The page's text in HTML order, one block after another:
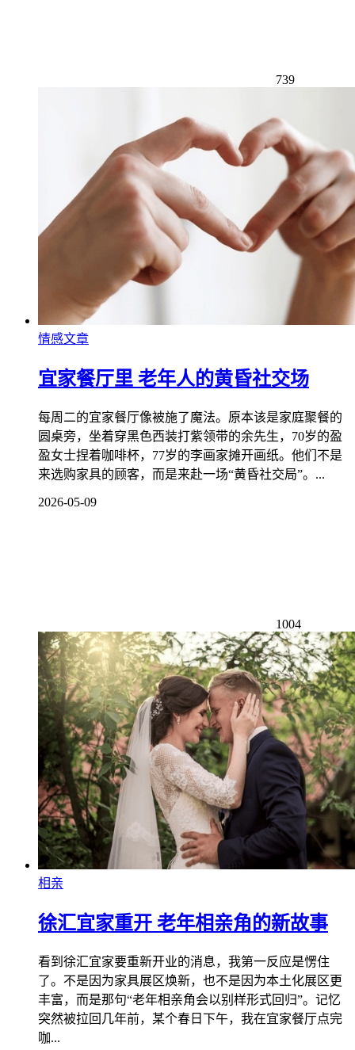
739
情感文章
宜家餐厅里 老年人的黄昏社交场
每周二的宜家餐厅像被施了魔法。原本该是家庭聚餐的
圆桌旁，坐着穿黑色西装打紫领带的余先生，70岁的盈
盈女士捏着咖啡杯，77岁的李画家摊开画纸。他们不是
来选购家具的顾客，而是来赴一场“黄昏社交局”。...
2026-05-09
1004
相亲
徐汇宜家重开 老年相亲角的新故事
看到徐汇宜家要重新开业的消息，我第一反应是愣住
了。不是因为家具展区焕新，也不是因为本土化展区更
丰富，而是那句“老年相亲角会以别样形式回归”。记忆
突然被拉回几年前，某个春日下午，我在宜家餐厅点完
咖...